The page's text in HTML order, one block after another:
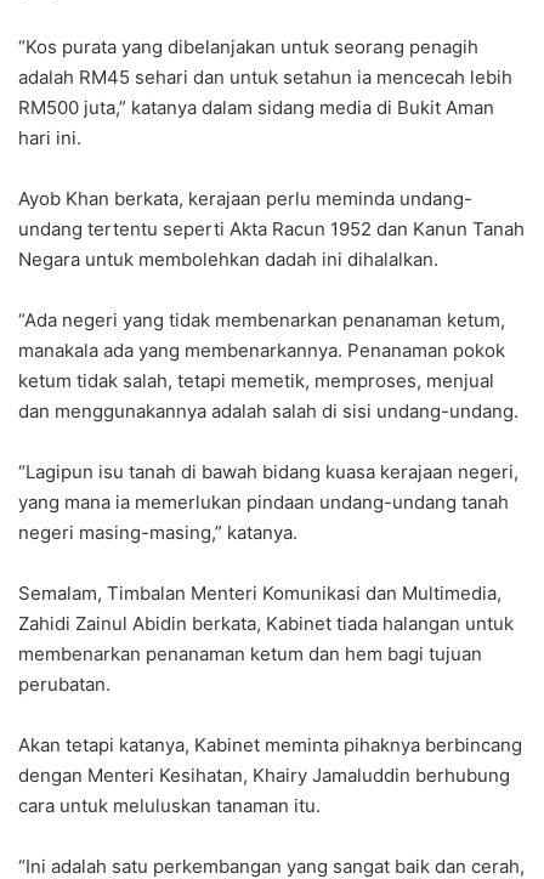
“Kos purata yang dibelanjakan untuk seorang penagih
adalah RM45 sehari dan untuk setahun ia mencecah lebih
RM500 juta,” katanya dalam sidang media di Bukit Aman
hari ini.
Ayob Khan berkata, kerajaan perlu meminda undang-
undang tertentu seperti Akta Racun 1952 dan Kanun Tanah
Negara untuk membolehkan dadah ini dihalalkan.
“Ada negeri yang tidak membenarkan penanaman ketum,
manakala ada yang membenarkannya. Penanaman pokok
ketum tidak salah, tetapi memetik, memproses, menjual
dan menggunakannya adalah salah di sisi undang-undang.
“Lagipun isu tanah di bawah bidang kuasa kerajaan negeri,
yang mana ia memerlukan pindaan undang-undang tanah
negeri masing-masing,” katanya.
Semalam, Timbalan Menteri Komunikasi dan Multimedia,
Zahidi Zainul Abidin berkata, Kabinet tiada halangan untuk
membenarkan penanaman ketum dan hem bagi tujuan
perubatan.
Akan tetapi katanya, Kabinet meminta pihaknya berbincang
dengan Menteri Kesihatan, Khairy Jamaluddin berhubung
cara untuk meluluskan tanaman itu.
“Ini adalah satu perkembangan yang sangat baik dan cerah,